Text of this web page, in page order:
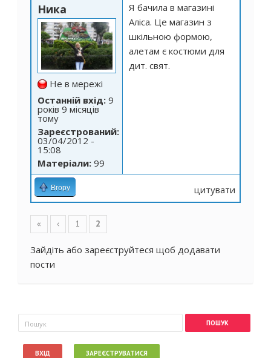
Ника
Не в мережі
Останній вхід: 9
років 9 місяців
тому
Зареєстрований:
03/04/2012 -
15:08
Матеріали: 99
Я бачила в магазині
Аліса. Це магазин з
шкільною формою,
алетам є костюми для
дит. свят.
Вгору цитувати
Сторінки
« ‹ 1 2
Зайдіть або зареєструйтеся щоб додавати
пости
Пошукова форма
Пошук
ВХІД ЗАРЕЄСТРУВАТИСЯ